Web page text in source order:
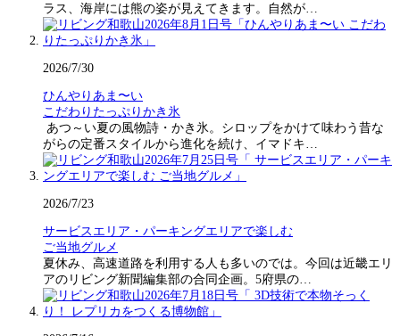
ラス、海岸には熊の姿が見えてきます。自然が…
2026/7/30
ひんやりあま〜い
こだわりたっぷりかき氷
あつ～い夏の風物詩・かき氷。シロップをかけて味わう昔な
がらの定番スタイルから進化を続け、イマドキ…
2026/7/23
サービスエリア・パーキングエリアで楽しむ
ご当地グルメ
夏休み、高速道路を利用する人も多いのでは。今回は近畿エリ
アのリビング新聞編集部の合同企画。5府県の…